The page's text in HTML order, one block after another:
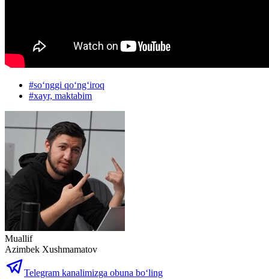
#soʻnggi qoʻngʻiroq
#xayr, maktabim
Muallif
Azimbek Xushmamatov
Telegram kanalimizga obuna bo‘ling